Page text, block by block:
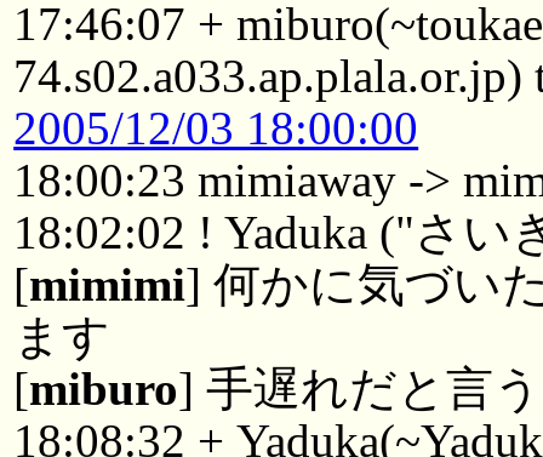
17:46:07 +
2005/12/03 18:00:00
18:00:23 mimiaway ->
18:02:02 ! Yaduka ("さい
[mimimi] 何かに気づい
ます
[miburo] 手遅れだと言
18:08:32 +